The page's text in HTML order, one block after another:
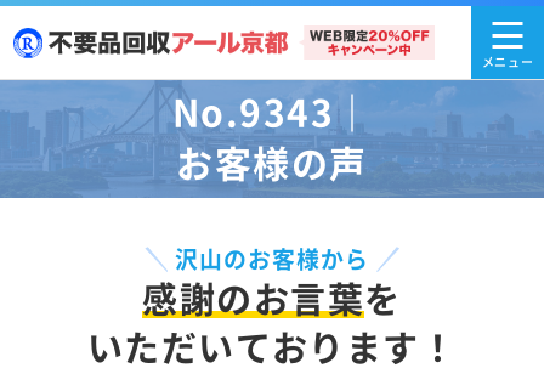
No.9343｜
お客様の声
沢山のお客様から
感謝のお言葉を
いただいております！